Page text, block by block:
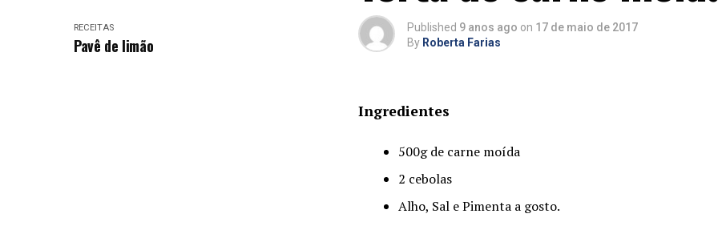
RECEITAS
Pavê de limão
Published 9 anos ago on 17 de maio de 2017
By Roberta Farias
Ingredientes
500g de carne moída
2 cebolas
Alho, Sal e Pimenta a gosto.